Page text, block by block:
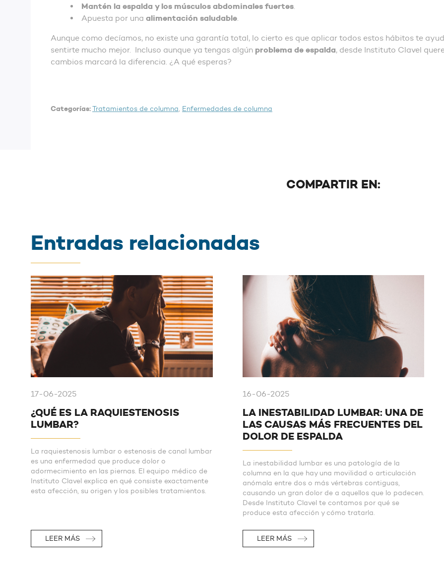
Mantén la espalda y los músculos abdominales fuertes.
Apuesta por una alimentación saludable.
Aunque como decíamos, no existe una garantía total, lo cierto es que aplicar todos estos hábitos te
sentirte mucho mejor. Incluso aunque ya tengas algún problema de espalda, desde Instituto Clavel
cambios marcará la diferencia. ¿A qué esperas?
Categorías:Tratamientos de columna, Enfermedades de columna
COMPARTIR EN:
Entradas relacionadas
17-06-2025
¿QUÉ ES LA RAQUIESTENOSIS
LUMBAR?
La raquiestenosis lumbar o estenosis de canal lumbar
es una enfermedad que produce dolor o
adormecimiento en las piernas. El equipo médico de
Instituto Clavel explica en qué consiste exactamente
esta afección, su origen y los posibles tratamientos.
LEER MÁS
16-06-2025
LA INESTABILIDAD LUMBAR: UNA DE
LAS CAUSAS MÁS FRECUENTES DEL
DOLOR DE ESPALDA
La inestabilidad lumbar es una patología de la
columna en la que hay una movilidad o articulación
anómala entre dos o más vértebras contiguas,
causando un gran dolor de a aquellos que lo padecen.
Desde Instituto Clavel te contamos por qué se
produce esta afección y cómo tratarla.
LEER MÁS